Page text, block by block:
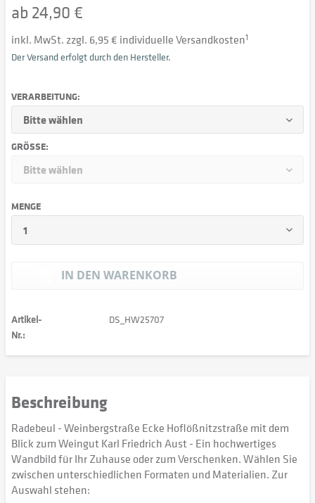
ab 24,90 €
inkl. MwSt. zzgl. 6,95 € individuelle Versandkosten1
Der Versand erfolgt durch den Hersteller.
VERARBEITUNG:
GRÖSSE:
MENGE
IN DEN WARENKORB
Artikel-
Nr.:
DS_HW25707
Beschreibung
Radebeul - Weinbergstraße Ecke Hoflößnitzstraße mit dem
Blick zum Weingut Karl Friedrich Aust - Ein hochwertiges
Wandbild für Ihr Zuhause oder zum Verschenken. Wählen Sie
zwischen unterschiedlichen Formaten und Materialien. Zur
Auswahl stehen: